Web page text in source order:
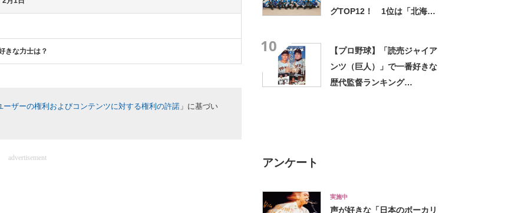
きな力士は？
ーザーの権利およびコンテンツに対する権利の許諾 」に基づい
advertisement
グTOP12！ 1位は「北海道
10
【プロ野球】「読売ジャイア
ンツ（巨人）」で一番好きな
歴代監督ランキング
アンケート
実施中
声が好きな「日本のボーカリ